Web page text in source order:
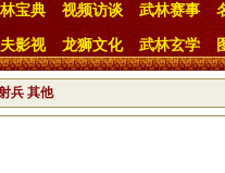
宝典 视频访谈 武林赛事
影视 龙狮文化 武林玄学
兵 其他